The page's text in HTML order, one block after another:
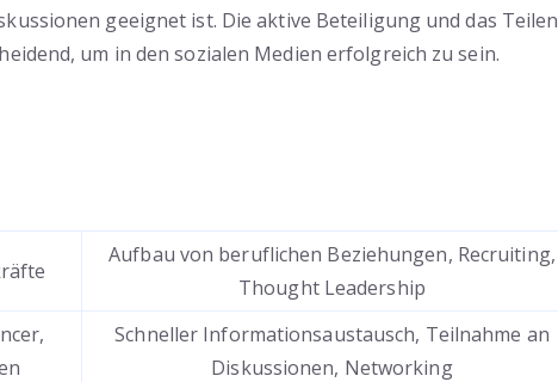
geeignet ist. Die aktive Beteiligung und das Teilen
um in den sozialen Medien erfolgreich zu sein.
Aufbau von beruflichen Beziehungen, Recruiting,
Thought Leadership
Schneller Informationsaustausch, Teilnahme an
Diskussionen, Networking